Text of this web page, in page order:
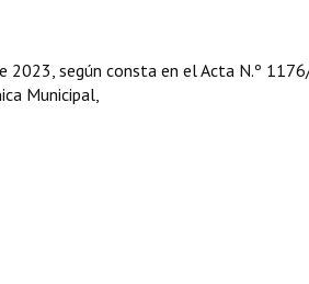
según consta en el Acta N.º
Municipal,